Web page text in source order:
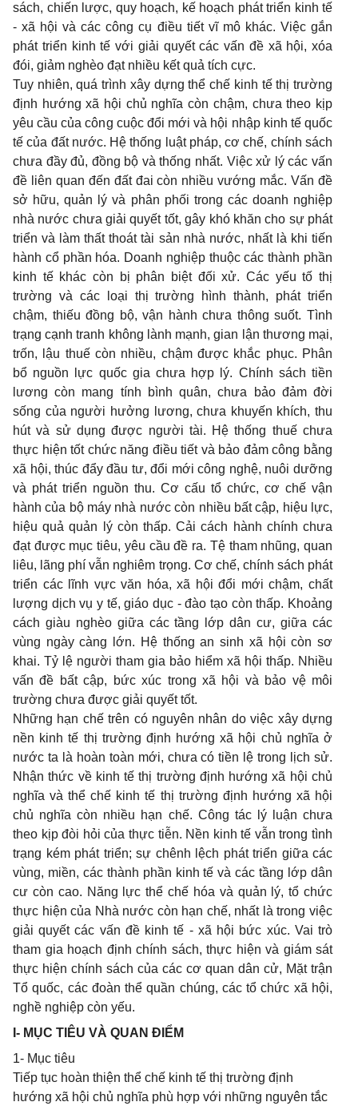
sách, chiến lược, quy hoạch, kế hoạch phát triển kinh tế
- xã hội và các công cụ điều tiết vĩ mô khác. Việc gắn
phát triển kinh tế với giải quyết các vấn đề xã hội, xóa
đói, giảm nghèo đạt nhiều kết quả tích cực.
Tuy nhiên, quá trình xây dựng thể chế kinh tế thị trường
định hướng xã hội chủ nghĩa còn chậm, chưa theo kịp
yêu cầu của công cuộc đổi mới và hội nhập kinh tế quốc
tế của đất nước. Hệ thống luật pháp, cơ chế, chính sách
chưa đầy đủ, đồng bộ và thống nhất. Việc xử lý các vấn
đề liên quan đến đất đai còn nhiều vướng mắc. Vấn đề
sở hữu, quản lý và phân phối trong các doanh nghiệp
nhà nước chưa giải quyết tốt, gây khó khăn cho sự phát
triển và làm thất thoát tài sản nhà nước, nhất là khi tiến
hành cổ phần hóa. Doanh nghiệp thuộc các thành phần
kinh tế khác còn bị phân biệt đối xử. Các yếu tố thị
trường và các loại thị trường hình thành, phát triển
chậm, thiếu đồng bộ, vận hành chưa thông suốt. Tình
trạng cạnh tranh không lành mạnh, gian lận thương mại,
trốn, lậu thuế còn nhiều, chậm được khắc phục. Phân
bổ nguồn lực quốc gia chưa hợp lý. Chính sách tiền
lương còn mang tính bình quân, chưa bảo đảm đời
sống của người hưởng lương, chưa khuyến khích, thu
hút và sử dụng được người tài. Hệ thống thuế chưa
thực hiện tốt chức năng điều tiết và bảo đảm công bằng
xã hội, thúc đẩy đầu tư, đổi mới công nghệ, nuôi dưỡng
và phát triển nguồn thu. Cơ cấu tổ chức, cơ chế vận
hành của bộ máy nhà nước còn nhiều bất cập, hiệu lực,
hiệu quả quản lý còn thấp. Cải cách hành chính chưa
đạt được mục tiêu, yêu cầu đề ra. Tệ tham nhũng, quan
liêu, lãng phí vẫn nghiêm trọng. Cơ chế, chính sách phát
triển các lĩnh vực văn hóa, xã hội đổi mới chậm, chất
lượng dịch vụ y tế, giáo dục - đào tạo còn thấp. Khoảng
cách giàu nghèo giữa các tầng lớp dân cư, giữa các
vùng ngày càng lớn. Hệ thống an sinh xã hội còn sơ
khai. Tỷ lệ người tham gia bảo hiểm xã hội thấp. Nhiều
vấn đề bất cập, bức xúc trong xã hội và bảo vệ môi
trường chưa được giải quyết tốt.
Những hạn chế trên có nguyên nhân do việc xây dựng
nền kinh tế thị trường định hướng xã hội chủ nghĩa ở
nước ta là hoàn toàn mới, chưa có tiền lệ trong lịch sử.
Nhận thức về kinh tế thị trường định hướng xã hội chủ
nghĩa và thể chế kinh tế thị trường định hướng xã hội
chủ nghĩa còn nhiều hạn chế. Công tác lý luận chưa
theo kịp đòi hỏi của thực tiễn. Nền kinh tế vẫn trong tình
trạng kém phát triển; sự chênh lệch phát triển giữa các
vùng, miền, các thành phần kinh tế và các tầng lớp dân
cư còn cao. Năng lực thể chế hóa và quản lý, tổ chức
thực hiện của Nhà nước còn hạn chế, nhất là trong việc
giải quyết các vấn đề kinh tế - xã hội bức xúc. Vai trò
tham gia hoạch định chính sách, thực hiện và giám sát
thực hiện chính sách của các cơ quan dân cử, Mặt trận
Tổ quốc, các đoàn thể quần chúng, các tổ chức xã hội,
nghề nghiệp còn yếu.
I- MỤC TIÊU VÀ QUAN ÐIỂM
1- Mục tiêu
Tiếp tục hoàn thiện thể chế kinh tế thị trường định
hướng xã hội chủ nghĩa phù hợp với những nguyên tắc